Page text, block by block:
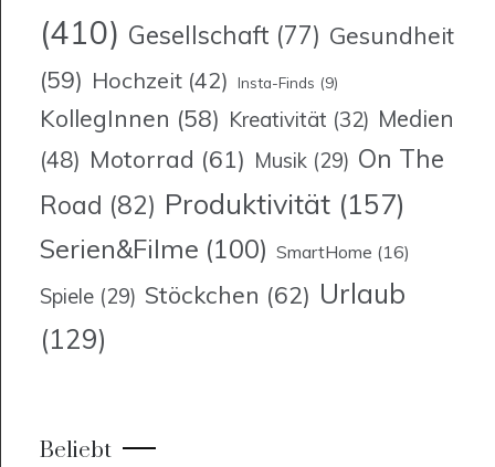
(410) Gesellschaft (77) Gesundheit
(59) Hochzeit (42) Insta-Finds (9)
KollegInnen (58) Kreativität (32) Medien
(48) Motorrad (61) Musik (29) On The
Road (82) Produktivität (157)
Serien&Filme (100) SmartHome (16)
Spiele (29) Stöckchen (62) Urlaub
(129)
Beliebt